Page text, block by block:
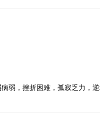
弱，挫折困难，孤寂乏力，